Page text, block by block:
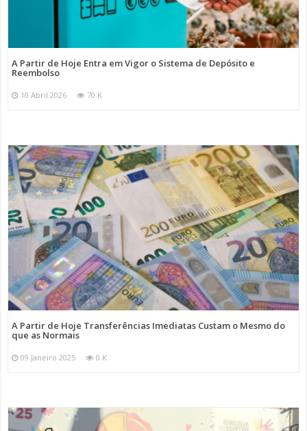
A Partir de Hoje Entra em Vigor o Sistema de Depósito e
Reembolso
10 Abril 2026 70 K
A Partir de Hoje Transferências Imediatas Custam o Mesmo do
que as Normais
09 Janeiro 2025 0 K